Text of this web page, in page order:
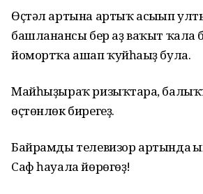
Өҫтәл артына артыҡ асығып
башланғансы бер аҙ ваҡыт ҡала
йомортҡа ашап ҡуйһағыҙ була.
Майһыҙыраҡ ризыҡтарға,
өҫтөнлөк бирегеҙ.
Байрамды телевизор артында
Саф һауала йөрөгөҙ!